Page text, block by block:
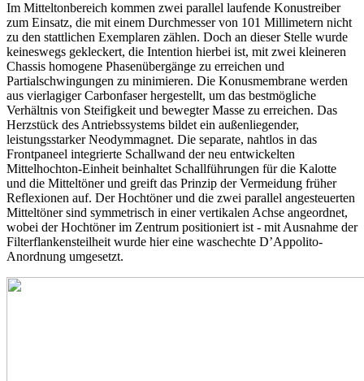
Im Mitteltonbereich kommen zwei parallel laufende Konustreiber
zum Einsatz, die mit einem Durchmesser von 101 Millimetern nicht
zu den stattlichen Exemplaren zählen. Doch an dieser Stelle wurde
keineswegs gekleckert, die Intention hierbei ist, mit zwei kleineren
Chassis homogene Phasenübergänge zu erreichen und
Partialschwingungen zu minimieren. Die Konusmembrane werden
aus vierlagiger Carbonfaser hergestellt, um das bestmögliche
Verhältnis von Steifigkeit und bewegter Masse zu erreichen. Das
Herzstück des Antriebssystems bildet ein außenliegender,
leistungsstarker Neodymmagnet. Die separate, nahtlos in das
Frontpaneel integrierte Schallwand der neu entwickelten
Mittelhochton-Einheit beinhaltet Schallführungen für die Kalotte
und die Mitteltöner und greift das Prinzip der Vermeidung früher
Reflexionen auf. Der Hochtöner und die zwei parallel angesteuerten
Mitteltöner sind symmetrisch in einer vertikalen Achse angeordnet,
wobei der Hochtöner im Zentrum positioniert ist - mit Ausnahme der
Filterflankensteilheit wurde hier eine waschechte D’Appolito-
Anordnung umgesetzt.